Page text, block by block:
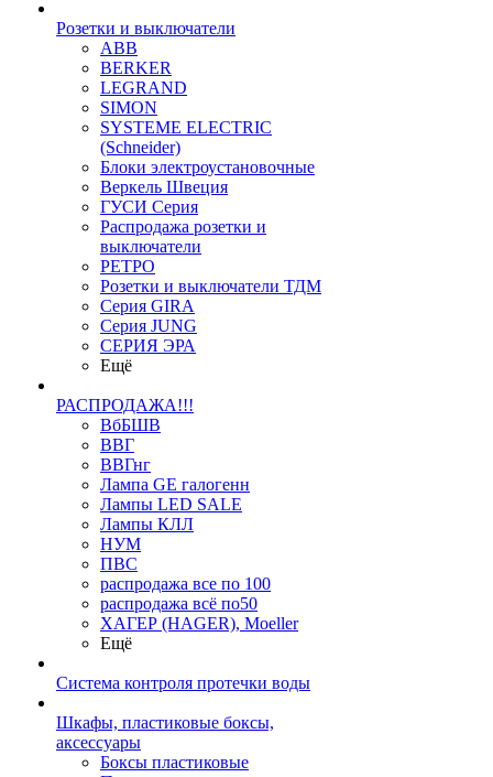
Розетки и выключатели
ABB
BERKER
LEGRAND
SIMON
SYSTEME ELECTRIC
(Schneider)
Блоки электроустановочные
Веркель Швеция
ГУСИ Серия
Распродажа розетки и
выключатели
РЕТРО
Розетки и выключатели ТДМ
Серия GIRA
Серия JUNG
СЕРИЯ ЭРА
Ещё
РАСПРОДАЖА!!!
ВбБШВ
ВВГ
ВВГнг
Лампа GE галогенн
Лампы LED SALE
Лампы КЛЛ
НУМ
ПВС
распродажа все по 100
распродажа всё по50
ХАГЕР (HAGER), Moeller
Ещё
Система контроля протечки воды
Шкафы, пластиковые боксы,
аксессуары
Боксы пластиковые